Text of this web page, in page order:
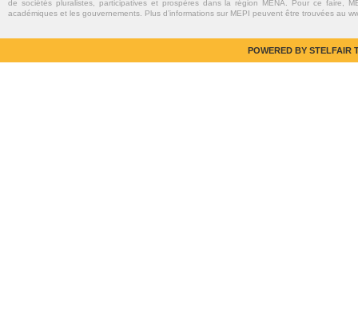
de sociétés pluralistes, participatives et prospères dans la région MENA. Pour ce faire,
académiques et les gouvernements. Plus d’informations sur MEPI peuvent être trouvées au
POWERED BY STELFAIR